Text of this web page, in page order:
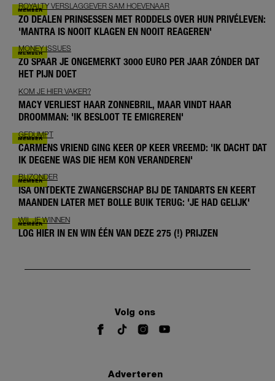
ROYALTY VERSLAGGEVER SAM HOEVENAAR
ZO DEALEN PRINSESSEN MET RODDELS OVER HUN PRIVÉLEVEN:
'MANTRA IS NOOIT KLAGEN EN NOOIT REAGEREN'
MONEY ISSUES
ZO SPAAR JE ONGEMERKT 3000 EURO PER JAAR ZÓNDER DAT
HET PIJN DOET
KOM JE HIER VAKER?
MACY VERLIEST HAAR ZONNEBRIL, MAAR VINDT HAAR
DROOMMAN: 'IK BESLOOT TE EMIGREREN'
GEDUMPT
CARMENS VRIEND GING KEER OP KEER VREEMD: 'IK DACHT DAT
IK DEGENE WAS DIE HEM KON VERANDEREN'
BIJZONDER
ISA ONTDEKTE ZWANGERSCHAP BIJ DE TANDARTS EN KEERT
MAANDEN LATER MET BOLLE BUIK TERUG: 'JE HAD GELIJK'
WIL JE WINNEN
LOG HIER IN EN WIN ÉÉN VAN DEZE 275 (!) PRIJZEN
Volg ons
Adverteren